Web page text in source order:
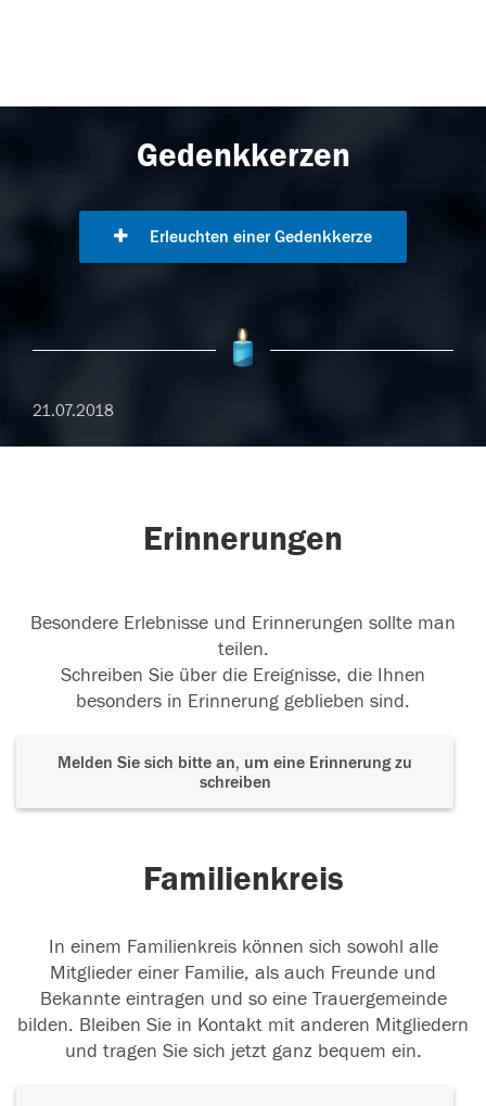
Gedenkkerzen
Erleuchten einer Gedenkkerze
21.07.2018
Erinnerungen
Besondere Erlebnisse und Erinnerungen sollte man
teilen.
Schreiben Sie über die Ereignisse, die Ihnen
besonders in Erinnerung geblieben sind.
Melden Sie sich bitte an, um eine Erinnerung zu
schreiben
Familienkreis
In einem Familienkreis können sich sowohl alle
Mitglieder einer Familie, als auch Freunde und
Bekannte eintragen und so eine Trauergemeinde
bilden. Bleiben Sie in Kontakt mit anderen Mitgliedern
und tragen Sie sich jetzt ganz bequem ein.